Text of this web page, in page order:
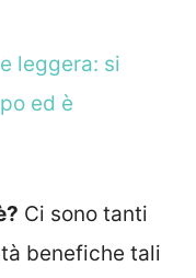
leggera: si
ed è
Ci sono tanti
benefiche tali